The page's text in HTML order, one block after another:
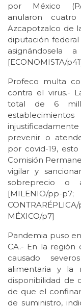
por México
anularon
Azcapotzalco de
diputación
asignándosela
[ECONOMISTA/
Profeco multa
contra el virus.-
total de 6
prevenir o
por covid-19,
Comisión
vigilar y
sobreprecio o
[MILENIO/pp-p7;
MÉXICO/p7]
Pandemia puso
CA.- En la región
causado
alimentaria y la
disponibilidad de
de que el
de suministro,